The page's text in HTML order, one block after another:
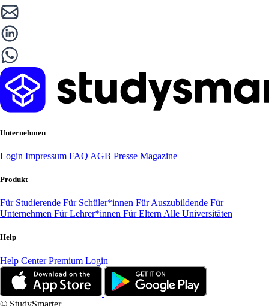
Unternehmen
Login Impressum FAQ AGB Presse Magazine
Produkt
Für Studierende Für Schüler*innen Für Auszubildende Für
Unternehmen Für Lehrer*innen Für Eltern Alle Universitäten
Help
Help CenterPremium Login
© StudySmarter